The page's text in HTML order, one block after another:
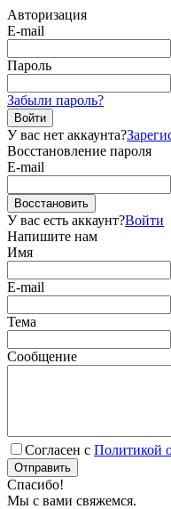
Авторизация
E-mail
Пароль
Забыли пароль?
Войти
У вас нет аккаунта?
Восстановление пароля
E-mail
Восстановить
У вас есть аккаунт?Войти
Напишите нам
Имя
E-mail
Тема
Сообщение
Согласен с Политикой
Отправить
Спасибо!
Мы с вами свяжемся.